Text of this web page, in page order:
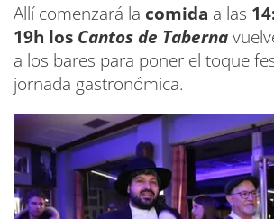
Allí comenzará la comida a las
19h los Cantos de Taberna
a los bares para poner el toque
jornada gastronómica.